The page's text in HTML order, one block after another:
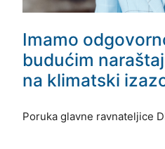
Imamo
budućim
na klimatski
Poruka glavne ravnateljice